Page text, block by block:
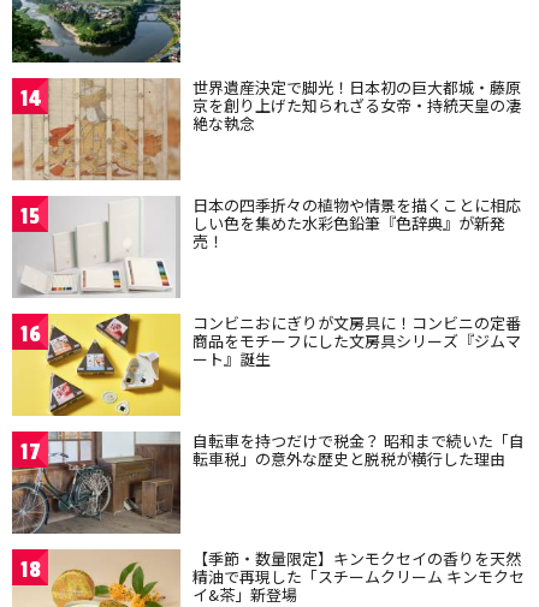
14 世界遺産決定で脚光！日本初の巨大都城・藤原
京を創り上げた知られざる女帝・持統天皇の凄
絶な執念
15 日本の四季折々の植物や情景を描くことに相応
しい色を集めた水彩色鉛筆『色辞典』が新発
売！
16 コンビニおにぎりが文房具に！コンビニの定番
商品をモチーフにした文房具シリーズ『ジムマ
ート』誕生
17 自転車を持つだけで税金？ 昭和まで続いた「自
転車税」の意外な歴史と脱税が横行した理由
18 【季節・数量限定】キンモクセイの香りを天然
精油で再現した「スチームクリーム キンモクセ
イ&茶」新登場